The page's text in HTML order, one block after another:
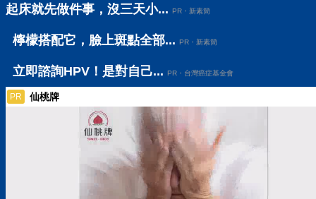
起床就先做件事，沒三天小... PR・新素簡
檸檬搭配它，臉上斑點全部... PR・新素簡
立即諮詢HPV！是對自己... PR・台灣癌症基金會
PR 仙桃牌